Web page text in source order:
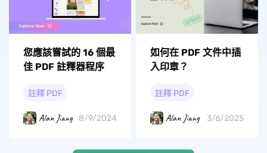
您應該嘗試的 16 個最
佳 PDF 註釋器程序
註釋 PDF
Alan Jiang 8/9/2024
如何在 PDF 文件中插
入印章？
註釋 PDF
Alan Jiang 3/6/2025